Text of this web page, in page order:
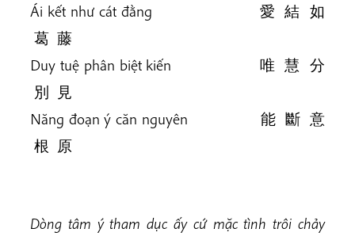
Ái kết như cát đằng 愛 結 如
葛 藤
Duy tuệ phân biệt kiến 唯 慧 分
別 見
Năng đoạn ý căn nguyên 能 斷 意
根 原
Dòng tâm ý tham dục ấy cứ mặc tình trôi chảy